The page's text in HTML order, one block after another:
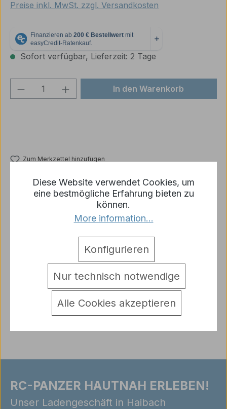
Preise inkl. MwSt. zzgl. Versandkosten
Sofort verfügbar, Lieferzeit: 2 Tage
Produkt Anzahl: Gib denIn den Warenkorb
Zum Merkzettel hinzufügen
Metallkette 1:16Ersatzkettenglied - Lieferung 1 Stk
Bewertungen
RC-PANZER HAUTNAH ERLEBEN!
Unser Ladengeschäft in Haibach
Diese Website verwendet Cookies, um
eine bestmögliche Erfahrung bieten zu
können.
More information...
Nur technisch notwendige
Konfigurieren
Alle Cookies akzeptieren